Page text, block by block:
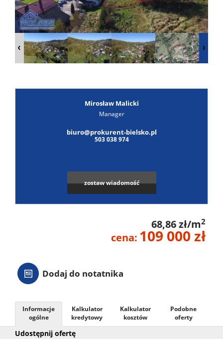
ofertę
Leaflet
Mirosław Malicki
Manager
biuro@prokurent-bielsko.pl
503 038 974
zostaw wiadomość
68,86 zł/m2
cena: 109 000 zł
Dodaj do notatnika
Udostępnij ofertę
Informacje
ogólne
Kalkulator
kredytowy
Kalkulator
kosztów
Podobne
oferty